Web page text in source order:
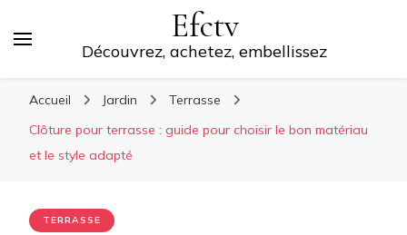
Efctv
Découvrez, achetez, embellissez
Accueil Jardin
Terrasse
Clôture pour terrasse : guide pour choisir le bon matériau
et le style adapté
TERRASSE